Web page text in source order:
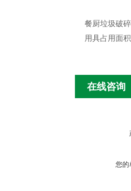
餐厨垃圾破
用具占用面
在线咨询
您的